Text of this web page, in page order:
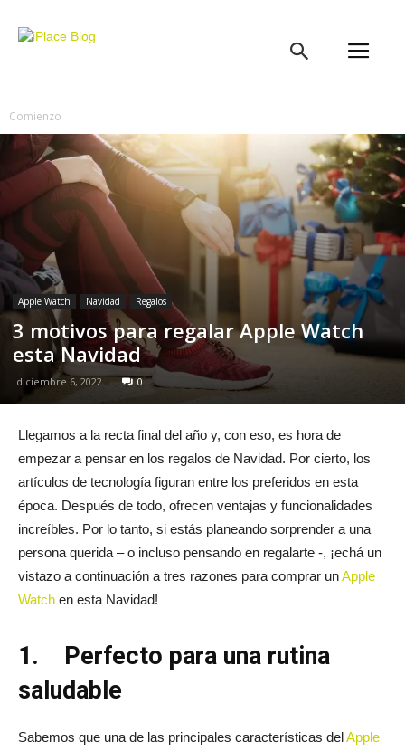
Comienzo
Apple Watch Navidad Regalos
3 motivos para regalar Apple Watch
esta Navidad
diciembre 6, 2022 0
Llegamos a la recta final del año y, con eso, es hora de
empezar a pensar en los regalos de Navidad. Por cierto, los
artículos de tecnología figuran entre los preferidos en esta
época. Después de todo, ofrecen ventajas y funcionalidades
increíbles. Por lo tanto, si estás planeando sorprender a una
persona querida – o incluso pensando en regalarte -, ¡echá un
vistazo a continuación a tres razones para comprar unApple
Watch en esta Navidad!
1. Perfecto para una rutina
saludable
Sabemos que una de las principales características delApple